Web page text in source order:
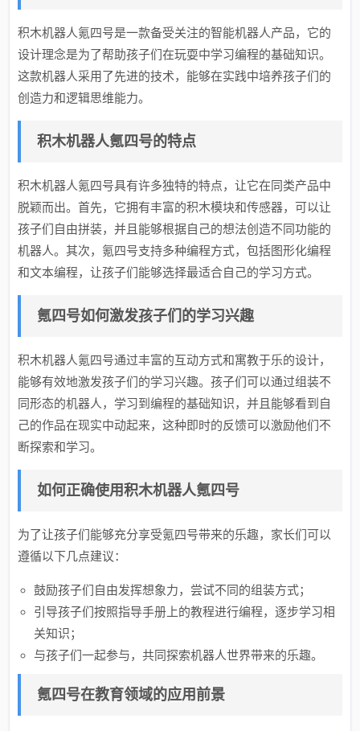
积木机器人氪四号是一款备受关注的智能机器人产品，它的
设计理念是为了帮助孩子们在玩耍中学习编程的基础知识。
这款机器人采用了先进的技术，能够在实践中培养孩子们的
创造力和逻辑思维能力。
积木机器人氪四号的特点
积木机器人氪四号具有许多独特的特点，让它在同类产品中
脱颖而出。首先，它拥有丰富的积木模块和传感器，可以让
孩子们自由拼装，并且能够根据自己的想法创造不同功能的
机器人。其次，氪四号支持多种编程方式，包括图形化编程
和文本编程，让孩子们能够选择最适合自己的学习方式。
氪四号如何激发孩子们的学习兴趣
积木机器人氪四号通过丰富的互动方式和寓教于乐的设计，
能够有效地激发孩子们的学习兴趣。孩子们可以通过组装不
同形态的机器人，学习到编程的基础知识，并且能够看到自
己的作品在现实中动起来，这种即时的反馈可以激励他们不
断探索和学习。
如何正确使用积木机器人氪四号
为了让孩子们能够充分享受氪四号带来的乐趣，家长们可以
遵循以下几点建议：
鼓励孩子们自由发挥想象力，尝试不同的组装方式；
引导孩子们按照指导手册上的教程进行编程，逐步学习相
关知识；
与孩子们一起参与，共同探索机器人世界带来的乐趣。
氪四号在教育领域的应用前景